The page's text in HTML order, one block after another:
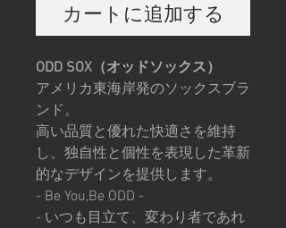
カートに追加する
ODD SOX（オッドソックス）
アメリカ東海岸発のソックスブラ
ンド。
高い品質と優れた快適さを維持
し、独自性と個性を表現した革新
的なデザインを提供します。
- Be You,Be ODD -
- いつも目立て、変わり者であれ